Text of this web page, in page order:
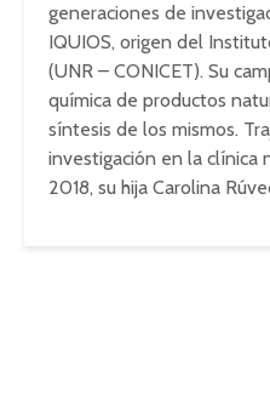
generaciones de
IQUIOS, origen del
(UNR – CONICET). Su
química de productos
síntesis de los mismos.
investigación en la clínica
2018, su hija Carolina